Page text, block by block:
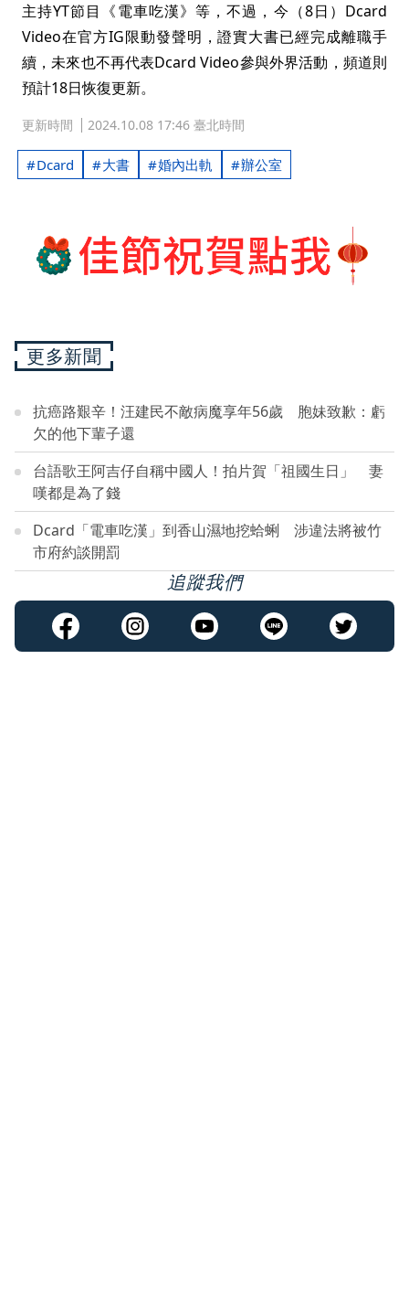
主持YT節目《電車吃漢》等，不過，今（8日）Dcard
Video在官方IG限動發聲明，證實大書已經完成離職手
續，未來也不再代表Dcard Video參與外界活動，頻道則
預計18日恢復更新。
更新時間 2024.10.08 17:46 臺北時間
Dcard 大書 婚內出軌 辦公室
更多新聞
抗癌路艱辛！汪建民不敵病魔享年56歲 胞妹致歉：虧
欠的他下輩子還
台語歌王阿吉仔自稱中國人！拍片賀「祖國生日」 妻
嘆都是為了錢
Dcard「電車吃漢」到香山濕地挖蛤蜊 涉違法將被竹
市府約談開罰
追蹤我們